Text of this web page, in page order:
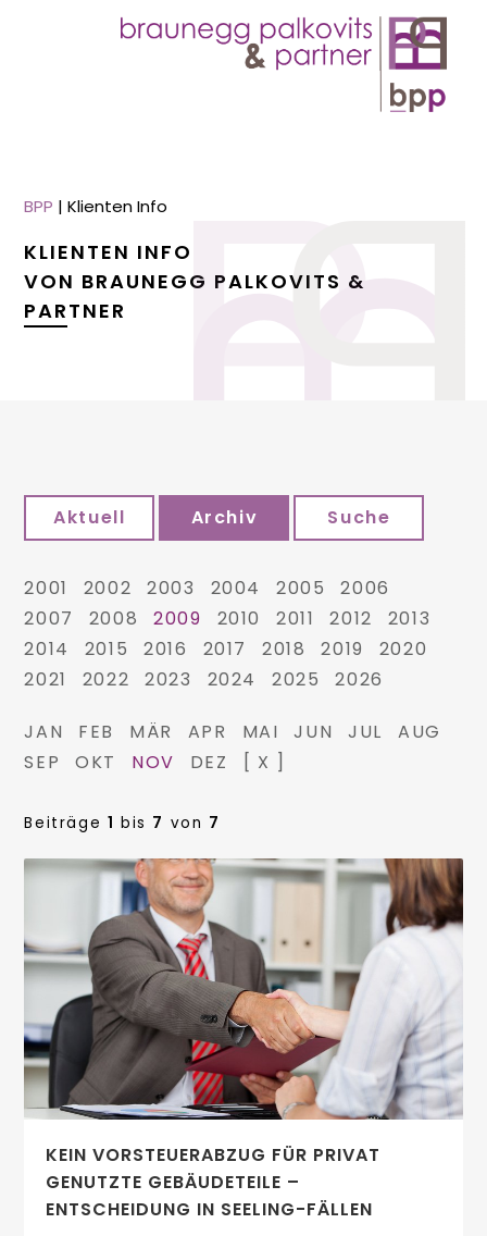
BPP |Klienten Info
KLIENTEN INFO
VON BRAUNEGG PALKOVITS &
PARTNER
Aktuell Archiv Suche
2001 2002 2003 2004 2005
2006
2007
2008 2009 2010 2011 2012
2013
2014
2015 2016 2017 2018 2019
2020
2021
2022 2023 2024 2025 2026
JAN FEB MÄR APR MAI JUN JUL
AUG
SEP
OKT NOV DEZ [ X ]
Beiträge 1 bis 7 von 7
KEIN VORSTEUERABZUG FÜR PRIVAT
GENUTZTE GEBÄUDETEILE –
ENTSCHEIDUNG IN SEELING-FÄLLEN